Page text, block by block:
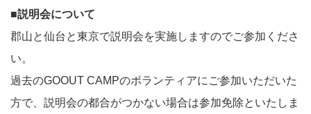
■説明会について
郡山と仙台と東京で説明会を実施しますのでご参加くださ
い。
過去のGOOUT CAMPのボランティアにご参加いただいた
方で、説明会の都合がつかない場合は参加免除といたしま